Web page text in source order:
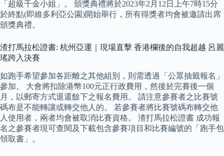
「超級千金小姐」。 頒獎典禮將於2023年2月12日上午7時15分
於終點(即維多利亞公園)開始舉行，所有得獎者均會被邀請出席
頒獎典禮。
渣打馬拉松證書: 杭州亞運｜現場直擊 香港欄後的自我超越 呂麗
瑤跨入決賽
如跑手希望參加各距離之其他組別，則需透過「公眾抽籤報名」
參加。 大會將扣除港幣100元正行政費用，然後於完賽後一個
月，以郵寄方式退還餘下之報名費用。 請注意參賽者之比賽號
碼布是不能轉讓或轉交他人的。 若參賽者將比賽號碼布轉交他
人使用者，兩者均會被取消比賽資格。 渣打馬拉松證書 成功報
名之參賽者現可查閱及下載包含參賽項目和比賽編號的「跑手包
領取書」。